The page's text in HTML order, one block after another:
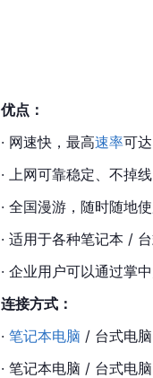
优点：
· 网速快，最高速率可
· 上网可靠稳定、不掉
· 全国漫游，随时随地
· 适用于各种笔记本 /
· 企业用户可以通过掌
连接方式：
· 笔记本电脑 / 台式电
· 笔记本电脑 / 台式电